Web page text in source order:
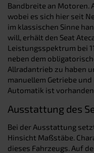
Bandbreite an Motoren.
wobei es sich hier seit
im klassischen Sinne
will, erhält den Seat
Leistungsspektrum bei
neben dem
Allradantrieb zu haben
manuellem Getriebe
Automatik ist vorhanden.
Ausstattung des
Bei der Ausstattung
Hinsicht Maßstäbe.
dieses Fahrzeugs. Auf